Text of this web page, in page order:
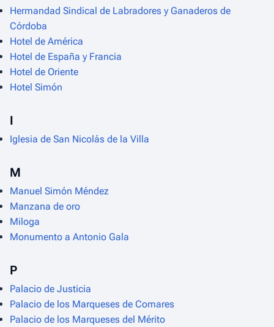
Hermandad Sindical de Labradores y Ganaderos de
Córdoba
Hotel de América
Hotel de España y Francia
Hotel de Oriente
Hotel Simón
I
Iglesia de San Nicolás de la Villa
M
Manuel Simón Méndez
Manzana de oro
Miloga
Monumento a Antonio Gala
P
Palacio de Justicia
Palacio de los Marqueses de Comares
Palacio de los Marqueses del Mérito